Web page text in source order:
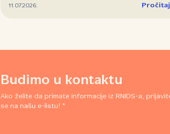
11.07.2026.
Budimo u kontaktu
Ako želite da primate informacije iz RNIDS-a,
se na našu e-listu! *